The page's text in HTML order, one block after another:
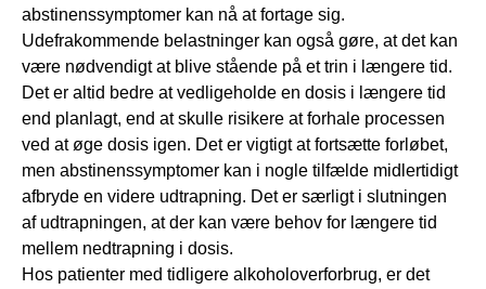
abstinenssymptomer kan nå at fortage sig.
Udefrakommende belastninger kan også gøre, at det kan
være nødvendigt at blive stående på et trin i længere tid.
Det er altid bedre at vedligeholde en dosis i længere tid
end planlagt, end at skulle risikere at forhale processen
ved at øge dosis igen. Det er vigtigt at fortsætte forløbet,
men abstinenssymptomer kan i nogle tilfælde midlertidigt
afbryde en videre udtrapning. Det er særligt i slutningen
af udtrapningen, at der kan være behov for længere tid
mellem nedtrapning i dosis.
Hos patienter med tidligere alkoholoverforbrug, er det